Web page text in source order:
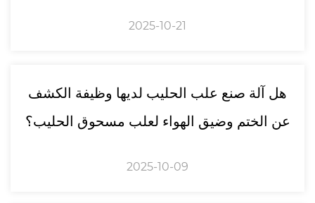
2025-10-21
هل آلة صنع علب الحليب لديها وظيفة الكشف
عن الختم وضيق الهواء لعلب مسحوق الحليب؟
2025-10-09